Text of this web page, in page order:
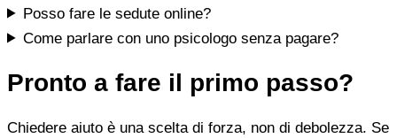
Posso fare le sedute online?
Come parlare con uno psicologo senza pagare?
Pronto a fare il primo passo?
Chiedere aiuto è una scelta di forza, non di debolezza. Se